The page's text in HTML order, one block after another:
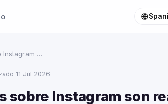
Instagram …
11 Jul 2026
sobre Instagram son